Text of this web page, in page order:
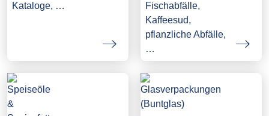
Kataloge, …
Fischabfälle,
Kaffeesud,
pflanzliche Abfälle,
…